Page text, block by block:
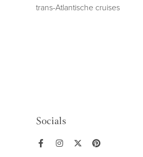
trans-Atlantische cruises
Socials